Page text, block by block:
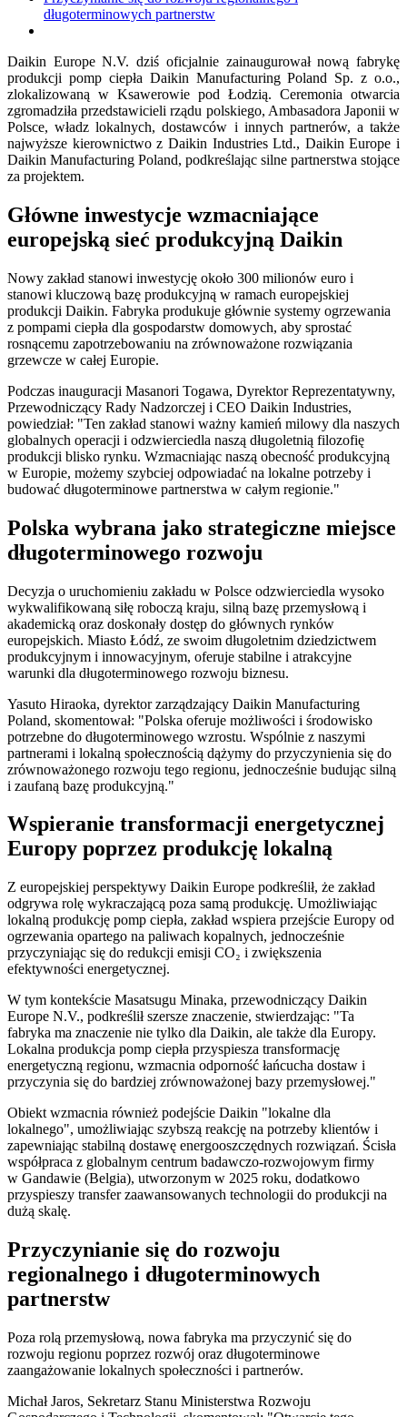
długoterminowych partnerstw
Daikin Europe N.V. dziś oficjalnie zainaugurował nową fabrykę
produkcji pomp ciepła Daikin Manufacturing Poland Sp. z o.o.,
zlokalizowaną w Ksawerowie pod Łodzią. Ceremonia otwarcia
zgromadziła przedstawicieli rządu polskiego, Ambasadora Japonii w
Polsce, władz lokalnych, dostawców i innych partnerów, a także
najwyższe kierownictwo z Daikin Industries Ltd., Daikin Europe i
Daikin Manufacturing Poland, podkreślając silne partnerstwa stojące
za projektem.
Główne inwestycje wzmacniające
europejską sieć produkcyjną Daikin
Nowy zakład stanowi inwestycję około 300 milionów euro i
stanowi kluczową bazę produkcyjną w ramach europejskiej
produkcji Daikin. Fabryka produkuje głównie systemy ogrzewania
z pompami ciepła dla gospodarstw domowych, aby sprostać
rosnącemu zapotrzebowaniu na zrównoważone rozwiązania
grzewcze w całej Europie.
Podczas inauguracji Masanori Togawa, Dyrektor Reprezentatywny,
Przewodniczący Rady Nadzorczej i CEO Daikin Industries,
powiedział: "Ten zakład stanowi ważny kamień milowy dla naszych
globalnych operacji i odzwierciedla naszą długoletnią filozofię
produkcji blisko rynku. Wzmacniając naszą obecność produkcyjną
w Europie, możemy szybciej odpowiadać na lokalne potrzeby i
budować długoterminowe partnerstwa w całym regionie."
Polska wybrana jako strategiczne miejsce
długoterminowego rozwoju
Decyzja o uruchomieniu zakładu w Polsce odzwierciedla wysoko
wykwalifikowaną siłę roboczą kraju, silną bazę przemysłową i
akademicką oraz doskonały dostęp do głównych rynków
europejskich. Miasto Łódź, ze swoim długoletnim dziedzictwem
produkcyjnym i innowacyjnym, oferuje stabilne i atrakcyjne
warunki dla długoterminowego rozwoju biznesu.
Yasuto Hiraoka, dyrektor zarządzający Daikin Manufacturing
Poland, skomentował: "Polska oferuje możliwości i środowisko
potrzebne do długoterminowego wzrostu. Wspólnie z naszymi
partnerami i lokalną społecznością dążymy do przyczynienia się do
zrównoważonego rozwoju tego regionu, jednocześnie budując silną
i zaufaną bazę produkcyjną."
Wspieranie transformacji energetycznej
Europy poprzez produkcję lokalną
Z europejskiej perspektywy Daikin Europe podkreślił, że zakład
odgrywa rolę wykraczającą poza samą produkcję. Umożliwiając
lokalną produkcję pomp ciepła, zakład wspiera przejście Europy od
ogrzewania opartego na paliwach kopalnych, jednocześnie
przyczyniając się do redukcji emisji CO₂ i zwiększenia
efektywności energetycznej.
W tym kontekście Masatsugu Minaka, przewodniczący Daikin
Europe N.V., podkreślił szersze znaczenie, stwierdzając: "Ta
fabryka ma znaczenie nie tylko dla Daikin, ale także dla Europy.
Lokalna produkcja pomp ciepła przyspiesza transformację
energetyczną regionu, wzmacnia odporność łańcucha dostaw i
przyczynia się do bardziej zrównoważonej bazy przemysłowej."
Obiekt wzmacnia również podejście Daikin "lokalne dla
lokalnego", umożliwiając szybszą reakcję na potrzeby klientów i
zapewniając stabilną dostawę energooszczędnych rozwiązań. Ścisła
współpraca z globalnym centrum badawczo-rozwojowym firmy
w Gandawie (Belgia), utworzonym w 2025 roku, dodatkowo
przyspieszy transfer zaawansowanych technologii do produkcji na
dużą skalę.
Przyczynianie się do rozwoju
regionalnego i długoterminowych
partnerstw
Poza rolą przemysłową, nowa fabryka ma przyczynić się do
rozwoju regionu poprzez rozwój oraz długoterminowe
zaangażowanie lokalnych społeczności i partnerów.
Michał Jaros, Sekretarz Stanu Ministerstwa Rozwoju